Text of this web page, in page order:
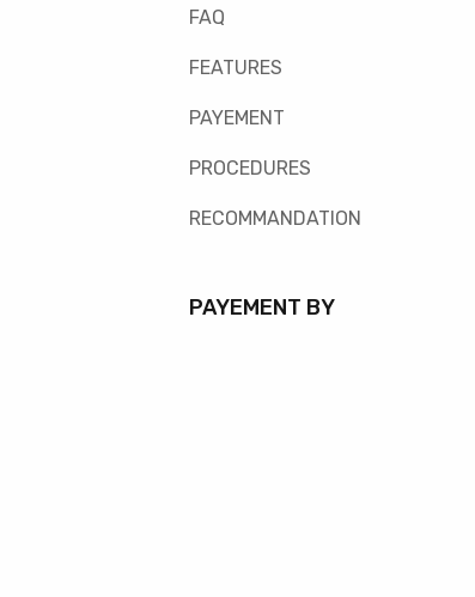
FAQ
FEATURES
PAYEMENT
PROCEDURES
RECOMMANDATION
PAYEMENT BY